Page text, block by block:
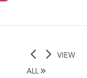
VIEW
ALL